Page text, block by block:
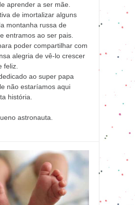
aprender a ser mãe.
de imortalizar alguns
montanha russa de
entramos ao ser pais.
poder compartilhar com
alegria de vê-lo crescer
feliz.
ao super papa
não estaríamos aqui
história.
astronauta.